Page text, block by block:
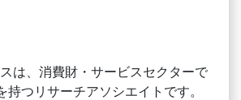
は、消費財・サービスセクターで
持つリサーチアソシエイトです。